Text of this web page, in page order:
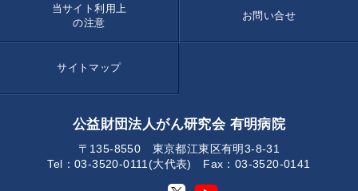
公益財団法人がん研究会 有明病院
〒135-8550 東京都江東区有明3-8-31
Tel：03-3520-0111(大代表) Fax：03-3520-0141
当サイト利用上
の注意
お問い合せ
サイトマップ